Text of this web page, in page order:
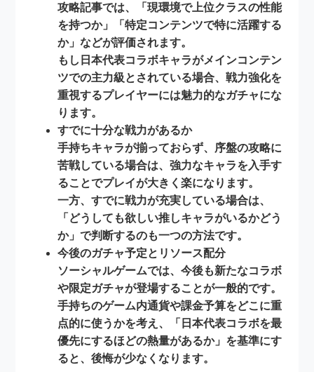
攻略記事では、「現環境で上位クラスの性能
を持つか」「特定コンテンツで特に活躍する
か」などが評価されます。
もし日本代表コラボキャラがメインコンテン
ツでの主力級とされている場合、戦力強化を
重視するプレイヤーには魅力的なガチャにな
ります。
すでに十分な戦力があるか
手持ちキャラが揃っておらず、序盤の攻略に
苦戦している場合は、強力なキャラを入手す
ることでプレイが大きく楽になります。
一方、すでに戦力が充実している場合は、
「どうしても欲しい推しキャラがいるかどう
か」で判断するのも一つの方法です。
今後のガチャ予定とリソース配分
ソーシャルゲームでは、今後も新たなコラボ
や限定ガチャが登場することが一般的です。
手持ちのゲーム内通貨や課金予算をどこに重
点的に使うかを考え、「日本代表コラボを最
優先にするほどの熱量があるか」を基準にす
ると、後悔が少なくなります。